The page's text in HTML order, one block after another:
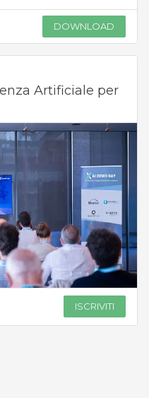
DOWNLOAD
Artificiale per
ISCRIVITI